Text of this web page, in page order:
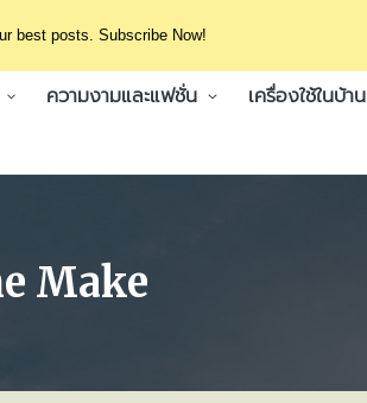
best posts. Subscribe Now!
ความงามและแฟชั่น เครื่องใช้ในบ้าน
Make